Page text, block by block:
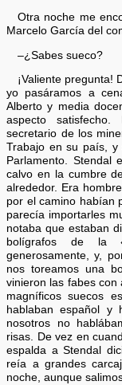
Otra noche me
Marcelo García del
–¿Sabes sueco?
¡Valiente pregunta!
yo pasáramos a
Alberto y media
aspecto
secretario de los
Trabajo en su país, y
Parlamento. Stendal
calvo en la cumbre
alrededor. Era
por el camino habían
parecía importarles
notaba que estaban
bolígrafos de la
generosamente, y,
nos toreamos una
vinieron las fabes con
magníficos suecos
hablaban español y
nosotros no
risas. De vez en
espalda a Stendal
reía a grandes
noche, aunque